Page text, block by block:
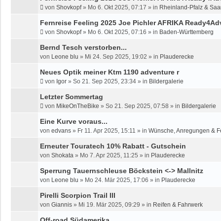
von Shovkopf» Mo 6. Okt 2025, 07:17 » in Rheinland-Pfalz &
Fernreise Feeling 2025 Joe Pichler AFRIKA
von Shovkopf» Mo 6. Okt 2025, 07:16 » in Baden-Württemberg
Bernd Tesch verstorben...
von Leone blu » Mi 24. Sep 2025, 19:02 » in Plauderecke
Neues Optik meiner Ktm 1190 adventure r
von Igor » So 21. Sep 2025, 23:34 » in Bildergalerie
Letzter Sommertag
von MikeOnTheBike » So 21. Sep 2025, 07:58 » in Bildergalerie
Eine Kurve voraus...
von edvans » Fr 11. Apr 2025, 15:11 » in Wünsche, Anregungen &
Erneuter Touratech 10% Rabatt - Gutschein
von Shokata » Mo 7. Apr 2025, 11:25 » in Plauderecke
Sperrung Tauernschleuse Böckstein <-> Mallnitz
von Leone blu » Mo 24. Mär 2025, 17:06 » in Plauderecke
Pirelli Scorpion Trail III
von Giannis » Mi 19. Mär 2025, 09:29 » in Reifen & Fahrwerk